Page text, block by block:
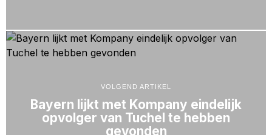
VOLGEND ARTIKEL
Bayern lijkt met Kompany eindelijk
opvolger van Tuchel te hebben
gevonden